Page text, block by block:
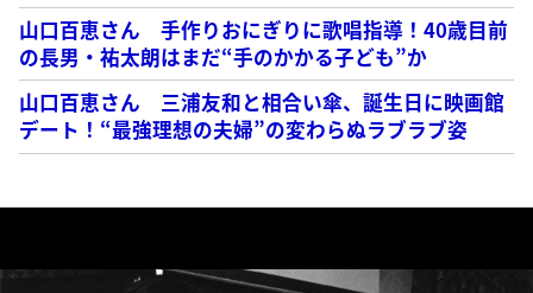
山口百恵さん 手作りおにぎりに歌唱指導！40歳目前
の長男・祐太朗はまだ“手のかかる子ども”か
山口百恵さん 三浦友和と相合い傘、誕生日に映画館
デート！“最強理想の夫婦”の変わらぬラブラブ姿